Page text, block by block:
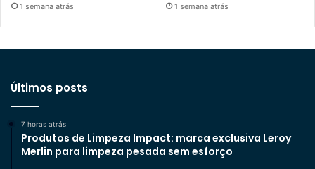
1 semana atrás 1 semana atrás
Últimos posts
7 horas atrás
Produtos de Limpeza Impact: marca exclusiva Leroy
Merlin para limpeza pesada sem esforço